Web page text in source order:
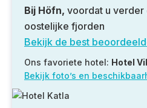
Bij Höfn, voordat u verder
oostelijke fjorden
Bekijk de best
Ons favoriete hotel: Hotel
Bekijk foto’s en